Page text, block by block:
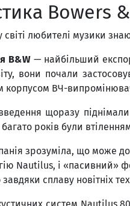
Bowers
світі любителі музики
B&W— найбільший
вони почали
корпусом ВЧ-
щоразу
років були
зрозуміла, що може
Nautilus, і «пасивний»
сплаву новітніх